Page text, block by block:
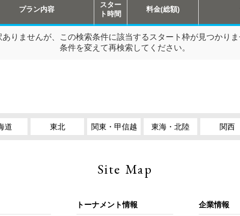
プラン内容
スター
ト時間
料金(総額)
りませんが、この検索条件に該当するスタート枠が見つかりま
条件を変えて再検索してください。
道 東北 関東・甲信越 東海・北陸 関西
Site Map
トーナメント情報 企業情報